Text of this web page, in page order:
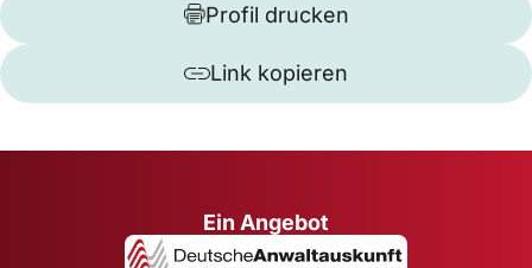
Profil drucken
Link kopieren
Ein Angebot